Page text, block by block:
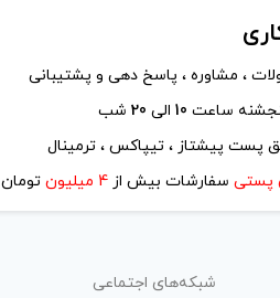
، مشاوره ، پاسخ دهی و پشتیبانی
ساعت 10الی 20شب
پست پیشتاز ، تیپاکس ، ترمینال
پستی سفارشات بیش از 4 میلیون تومان
شبکه‌های اجتماعی